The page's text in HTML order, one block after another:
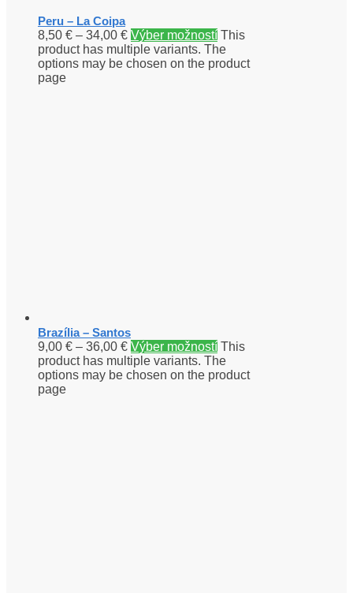
Peru – La Coipa
8,50 € – 34,00 € Výber možností This
product has multiple variants. The
options may be chosen on the product
page
Brazília – Santos
9,00 € – 36,00 € Výber možností This
product has multiple variants. The
options may be chosen on the product
page